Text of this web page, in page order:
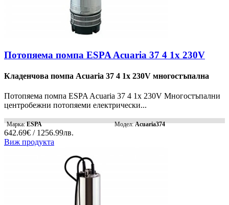
Потопяема помпа ESPA Acuaria 37 4 1x 230V
Кладенчова помпа Acuaria 37 4 1x 230V многостъпална
Потопяема помпа ESPA Acuaria 37 4 1x 230V Многостъпални
центробежни потопяеми електрически...
Марка:ESPA Модел:Acuaria374
642.69€ / 1256.99лв.
Виж продукта